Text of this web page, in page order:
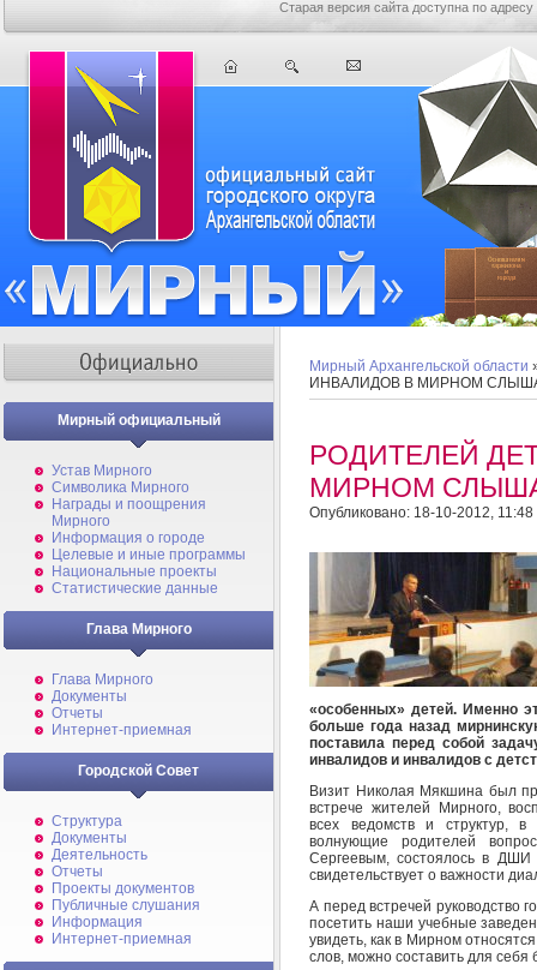
Старая версия сайта доступна по адресу
Мирный официальный
Устав Мирного
Символика Мирного
Награды и поощрения
Мирного
Информация о городе
Целевые и иные программы
Национальные проекты
Статистические данные
Глава Мирного
Глава Мирного
Документы
Отчеты
Интернет-приемная
Городской Совет
Структура
Документы
Деятельность
Отчеты
Проекты документов
Публичные слушания
Информация
Интернет-приемная
Мирный Архангельской области
ИНВАЛИДОВ В МИРНОМ
РОДИТЕЛЕЙ
МИРНОМ
Опубликовано: 18-10-2012, 11:48
«особенных» детей. Именно
больше года назад
поставила перед собой
инвалидов и инвалидов с
Визит Николая Мякшина был
встрече жителей Мирного,
всех ведомств и структур, в
волнующие родителей
Сергеевым, состоялось в
свидетельствует о важности
А перед встречей руководство
посетить наши учебные
увидеть, как в Мирном
слов, можно составить для